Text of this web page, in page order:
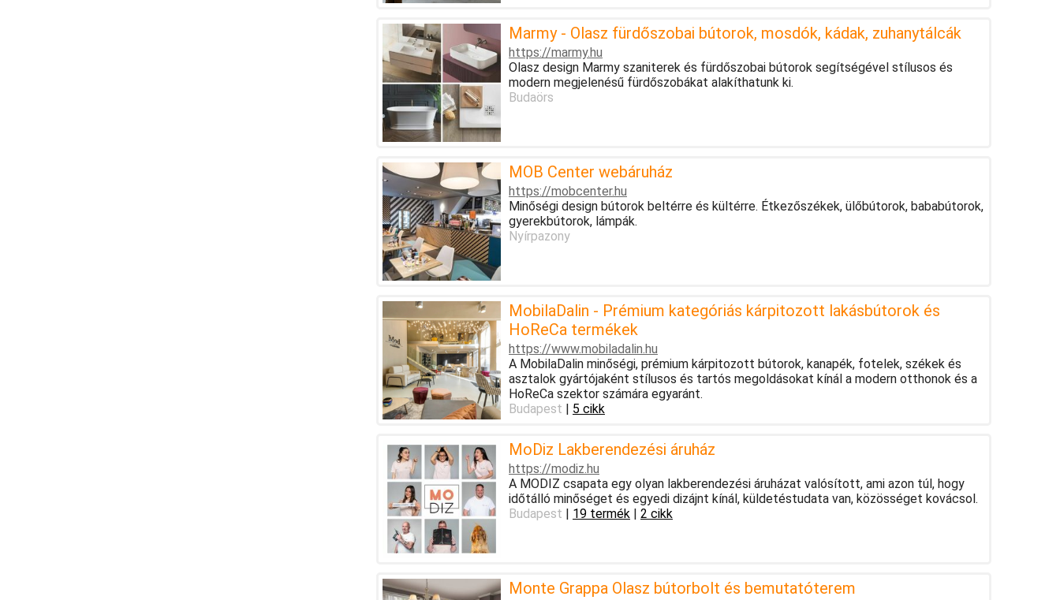
Marmy - Olasz fürdőszobai bútorok, mosdók, kádak, zuhanytálcák
https://marmy.hu
Olasz design Marmy szaniterek és fürdőszobai bútorok segítségével stílusos és
modern megjelenésű fürdőszobákat alakíthatunk ki.
Budaörs
MOB Center webáruház
https://mobcenter.hu
Minőségi design bútorok beltérre és kültérre. Étkezőszékek, ülőbútorok, bababútorok,
gyerekbútorok, lámpák.
Nyírpazony
MobilaDalin - Prémium kategóriás kárpitozott lakásbútorok és
HoReCa termékek
https://www.mobiladalin.hu
A MobilaDalin minőségi, prémium kárpitozott bútorok, kanapék, fotelek, székek és
asztalok gyártójaként stílusos és tartós megoldásokat kínál a modern otthonok és a
HoReCa szektor számára egyaránt.
Budapest | 5 cikk
MoDiz Lakberendezési áruház
https://modiz.hu
A MODIZ csapata egy olyan lakberendezési áruházat valósított, ami azon túl, hogy
időtálló minőséget és egyedi dizájnt kínál, küldetéstudata van, közösséget kovácsol.
Budapest | 19 termék| 2 cikk
Monte Grappa Olasz bútorbolt és bemutatóterem